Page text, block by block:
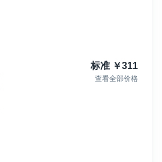
标准 ￥311
查看全部价格